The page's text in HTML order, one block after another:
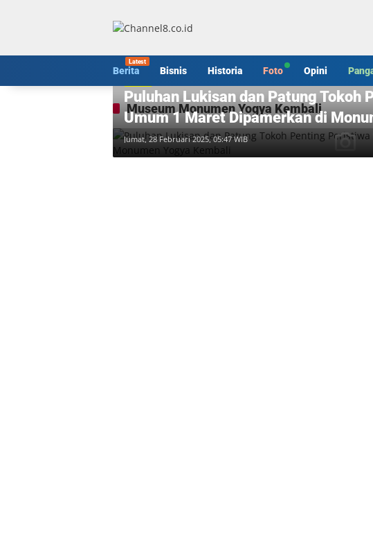
Berita Bisnis Historia Foto Opini
Museum Monumen Yogya Kembali
Puluhan Lukisan dan Patung Tokoh
Umum 1 Maret Dipamerkan di
Jumat, 28 Februari 2025, 05:47 WIB